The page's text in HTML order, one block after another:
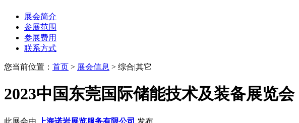
展会简介
参展范围
参展费用
联系方式
您当前位置： 首页 > 展会信息 > 综合|其它
2023中国东莞国际储能技术及装备展览会
此展会由 上海诺岩展览服务有限公司 发布